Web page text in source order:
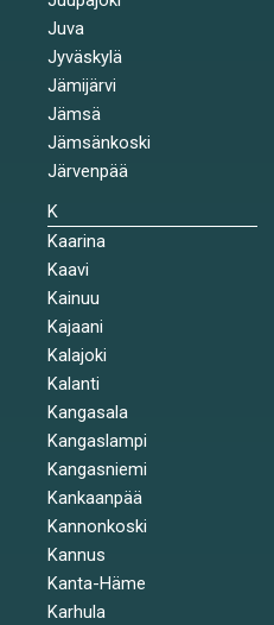
Juva
Jyväskylä
Jämijärvi
Jämsä
Jämsänkoski
Järvenpää
K
Kaarina
Kaavi
Kainuu
Kajaani
Kalajoki
Kalanti
Kangasala
Kangaslampi
Kangasniemi
Kankaanpää
Kannonkoski
Kannus
Kanta-Häme
Karhula